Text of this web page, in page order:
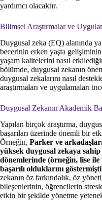
yardımcı olacaktır.
Bilimsel Araştırmalar ve
Duygusal zeka (EQ) alanında
becerinin erken yaşta gelişiminin
yaşam kalitelerini nasıl
bölümde, duygusal zekanın
duygusal zekalarını nasıl
araştırmaları ve uygulamaları
Duygusal Zekanın Akademik
Yapılan birçok araştırma,
başarıları üzerinde önemli bir
Örneğin, Parker ve
yüksek duygusal zekaya
dönemlerinde (örneğin, lise ile
başarılı olduklarını
zekanın öz farkındalık, öz
bileşenlerinin, öğrencilerin
etkin bir şekilde yönetme